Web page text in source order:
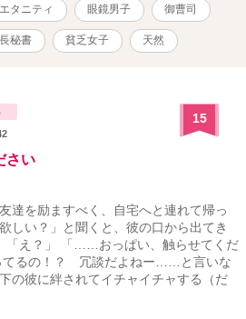
× 御子神彪夏 みこがみひゅうが 33歳
長 日本二大航空会社桜花航空社長の息
げビジネスショート 黒メタルツーポイ
浪の画家。ほぼ家にいない 母 真
一･16歳)服作りが趣味 次男 巧(高一･
三男 真(小五･10歳)サッカー少年 四
大好き 次女 美妃(保育園児･五ヶ月)
エタニティ 眼鏡男子 御曹司
秘書 貧乏女子 天然
15
さい
達を励ますべく、自宅へと連れて帰っ
しい？」と聞くと、彼の口から出てき
え？」 「……おっぱい、触らせてくだ
てるの！？ 冗談だよねー……と言いな
の彼に絆されてイチャイチャする（だ